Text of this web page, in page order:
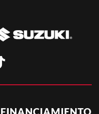
FINANCIAMIENTO